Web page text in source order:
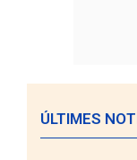
ÚLTIMES